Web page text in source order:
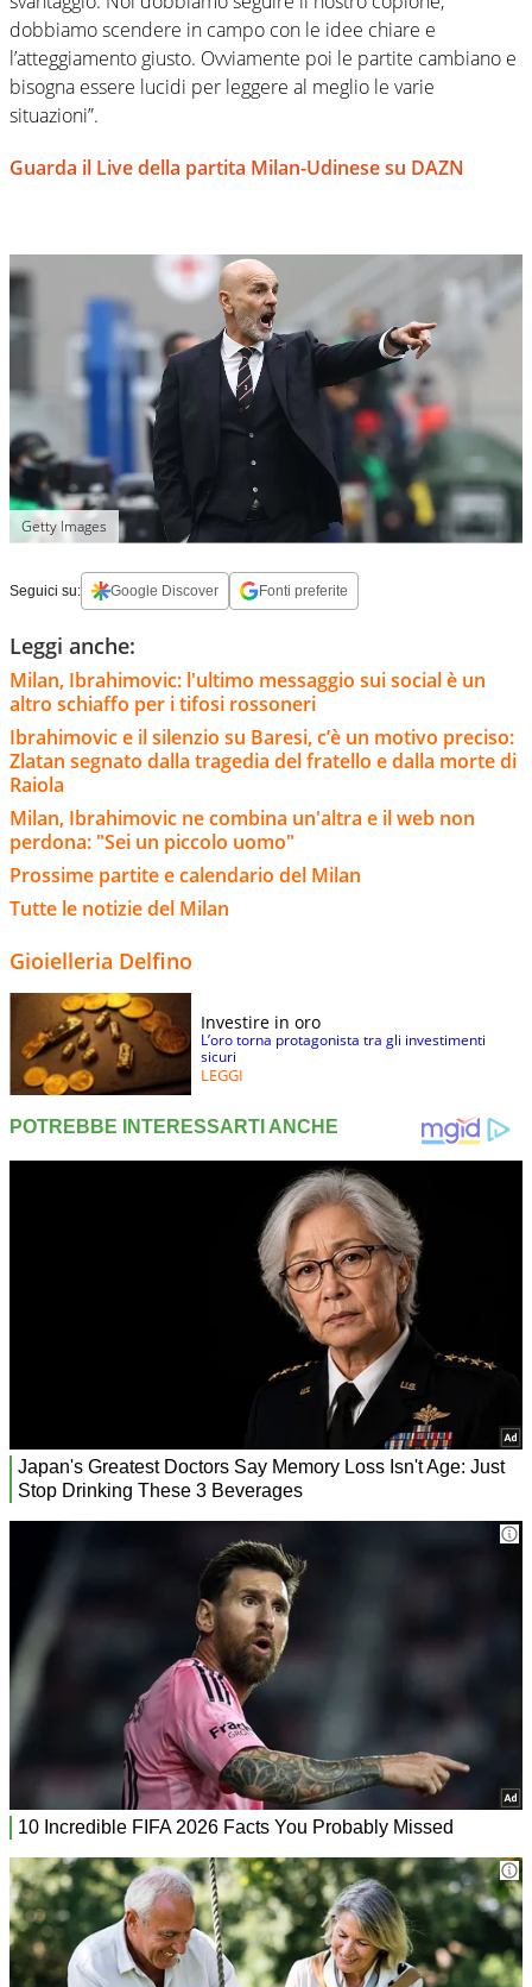
dobbiamo scendere in campo con le idee chiare e
l’atteggiamento giusto. Ovviamente poi le partite cambiano e
bisogna essere lucidi per leggere al meglio le varie
situazioni”.
Guarda il Live della partita Milan-Udinese su DAZN
Getty Images
Seguici su: Google Discover Fonti preferite
Leggi anche:
Milan, Ibrahimovic: l'ultimo messaggio sui social è un
altro schiaffo per i tifosi rossoneri
Ibrahimovic e il silenzio su Baresi, c’è un motivo preciso:
Zlatan segnato dalla tragedia del fratello e dalla morte di
Raiola
Milan, Ibrahimovic ne combina un'altra e il web non
perdona: "Sei un piccolo uomo"
Prossime partite e calendario del Milan
Tutte le notizie del Milan
Gioielleria Delfino
Investire in oro
L’oro torna protagonista tra gli investimenti
sicuri
LEGGI